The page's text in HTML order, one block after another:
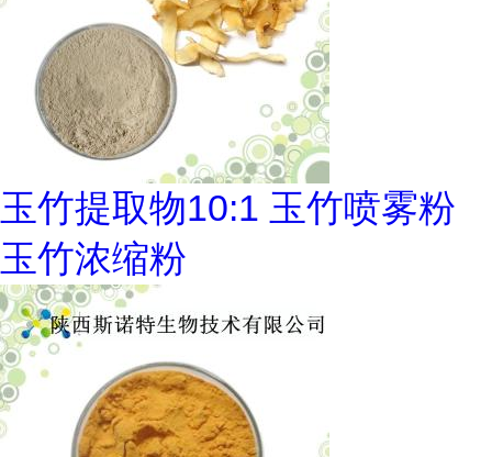
玉竹提取物10:1 玉竹喷雾粉
玉竹浓缩粉